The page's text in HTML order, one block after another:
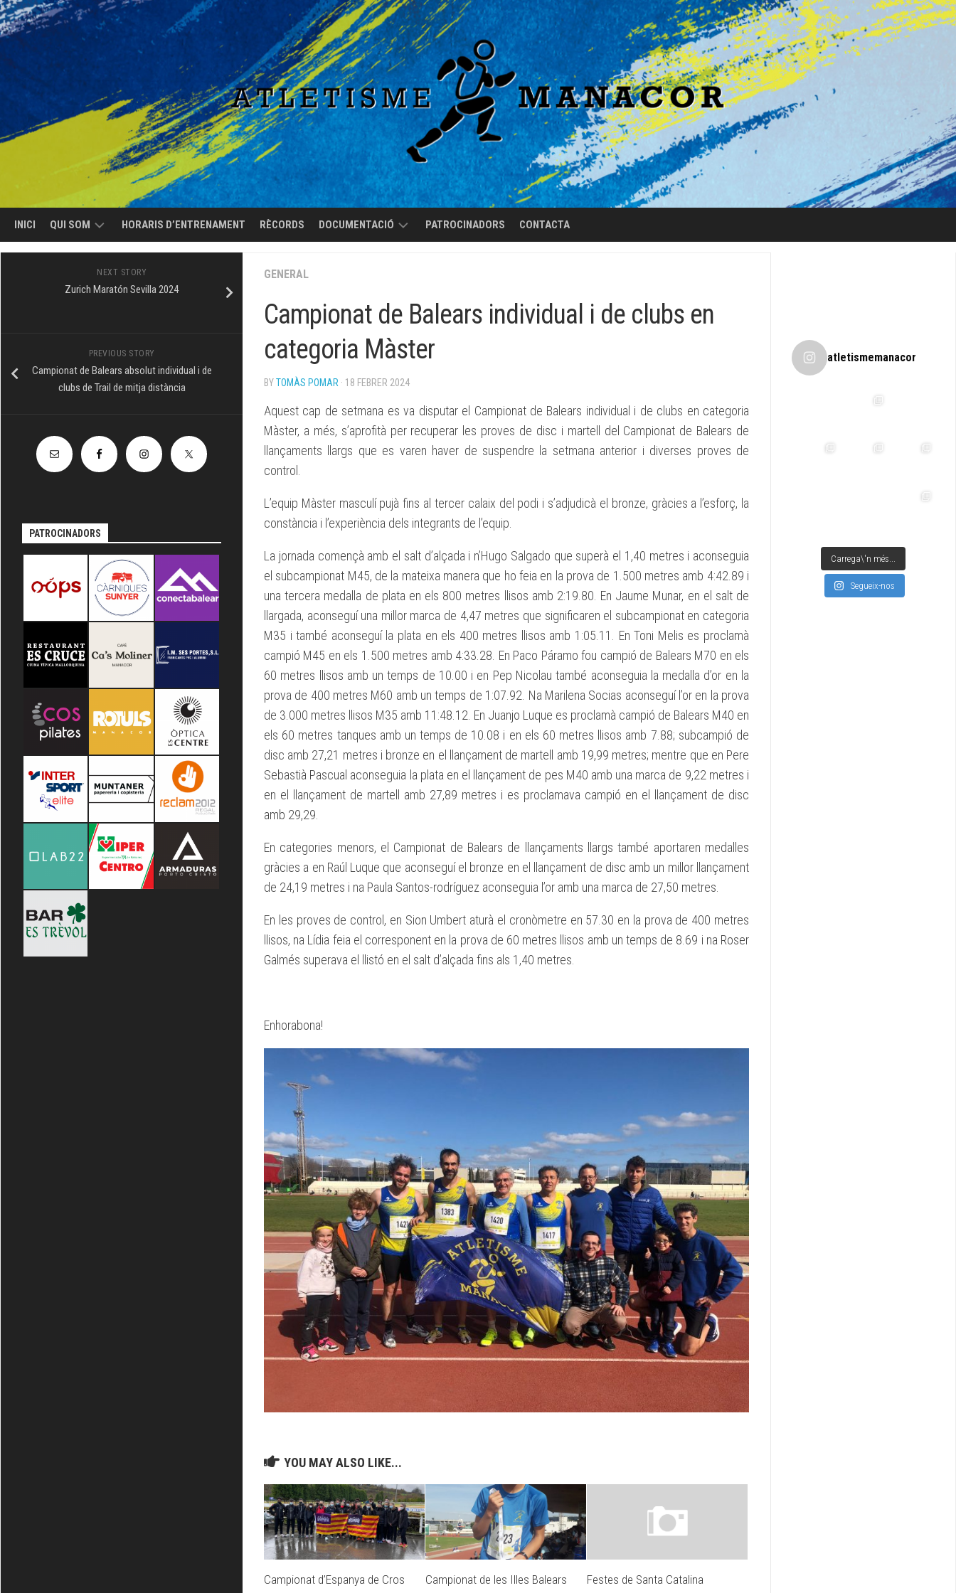
Skip
to
content
INICI QUI SOM HORARIS D’ENTRENAMENT RÈCORDS DOCUMENTACIÓ
INTERN
BASES
BECA
CLUB
MANACOR
PATROCINADORS CONTACTA
GENERAL
Campionat de Balears individual i de clubs en
categoria Màster
BYTOMÀS POMAR · 18 FEBRER 2024
Aquest cap de setmana es va disputar el Campionat de Balears individual i de clubs en categoria
Màster, a més, s’aprofità per recuperar les proves de disc i martell del Campionat de Balears de
llançaments llargs que es varen haver de suspendre la setmana anterior i diverses proves de
control.
L’equip Màster masculí pujà fins al tercer calaix del podi i s’adjudicà el bronze, gràcies a l’esforç, la
constància i l’experiència dels integrants de l’equip.
La jornada començà amb el salt d’alçada i n’Hugo Salgado que superà el 1,40 metres i aconseguia
el subcampionat M45, de la mateixa manera que ho feia en la prova de 1.500 metres amb 4:42.89 i
una tercera medalla de plata en els 800 metres llisos amb 2:19.80. En Jaume Munar, en el salt de
llargada, aconseguí una millor marca de 4,47 metres que significaren el subcampionat en categoria
M35 i també aconseguí la plata en els 400 metres llisos amb 1:05.11. En Toni Melis es proclamà
campió M45 en els 1.500 metres amb 4:33.28. En Paco Páramo fou campió de Balears M70 en els
60 metres llisos amb un temps de 10.00 i en Pep Nicolau també aconseguia la medalla d’or en la
prova de 400 metres M60 amb un temps de 1:07.92. Na Marilena Socias aconseguí l’or en la prova
de 3.000 metres llisos M35 amb 11:48.12. En Juanjo Luque es proclamà campió de Balears M40 en
els 60 metres tanques amb un temps de 10.08 i en els 60 metres llisos amb 7.88; subcampió de
disc amb 27,21 metres i bronze en el llançament de martell amb 19,99 metres; mentre que en Pere
Sebastià Pascual aconseguia la plata en el llançament de pes M40 amb una marca de 9,22 metres i
en el llançament de martell amb 27,89 metres i es proclamava campió en el llançament de disc
amb 29,29.
En categories menors, el Campionat de Balears de llançaments llargs també aportaren medalles
gràcies a en Raúl Luque que aconseguí el bronze en el llançament de disc amb un millor llançament
de 24,19 metres i na Paula Santos-rodríguez aconseguia l’or amb una marca de 27,50 metres.
En les proves de control, en Sion Umbert aturà el cronòmetre en 57.30 en la prova de 400 metres
llisos, na Lídia feia el corresponent en la prova de 60 metres llisos amb un temps de 8.69 i na Roser
Galmés superava el llistó en el salt d’alçada fins als 1,40 metres.
Enhorabona!
YOU MAY ALSO LIKE...
Campionat d’Espanya de Cros
Campionat de les Illes Balears
Festes de Santa Catalina
NEXT STORY
Zurich Maratón Sevilla 2024
PREVIOUS STORY
Campionat de Balears absolut individual i de
clubs de Trail de mitja distància
PATROCINADORS
atletismemanacor
Carrega\'n més...
Segueix-nos